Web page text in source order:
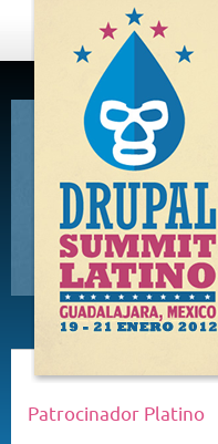
DRUPAL
SUMMIT
LATINO,
GUADALAJARA
2012
Patrocinador Platino